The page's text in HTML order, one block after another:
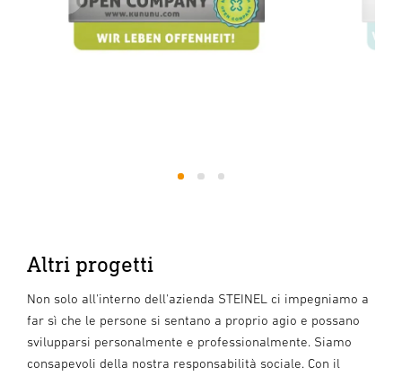
2
Altri progetti
Non solo all'interno dell'azienda STEINEL ci impegniamo a
far sì che le persone si sentano a proprio agio e possano
svilupparsi personalmente e professionalmente. Siamo
consapevoli della nostra responsabilità sociale. Con il